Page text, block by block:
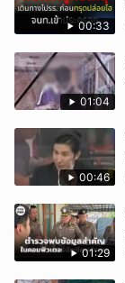
00:33
01:04
00:46
01:29